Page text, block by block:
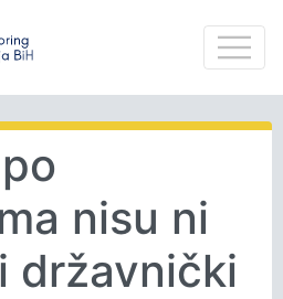
nisu ni
državnički